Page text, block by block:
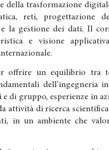
della trasformazione
reti, progettazione
la gestione dei dati. Il
e visione
offrire un equilibrio tra
dell’ingegneria
di gruppo, esperienze in
attività di ricerca scientifica
in un ambiente che